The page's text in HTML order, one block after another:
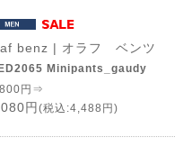
benz | オラフ ベンツ
Minipants_gaudy
円⇒
円 (税込:4,488円)